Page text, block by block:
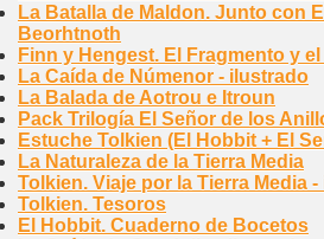
La Batalla de Maldon. Junto con
Beorhtnoth
Finn y Hengest. El Fragmento y
La Caída de Númenor - ilustrado
La Balada de Aotrou e Itroun
Pack Trilogía El Señor de los
Estuche Tolkien (El Hobbit + El
La Naturaleza de la Tierra Media
Tolkien. Viaje por la Tierra Media
Tolkien. Tesoros
El Hobbit. Cuaderno de Bocetos